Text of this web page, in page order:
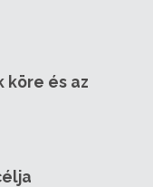
köre és az